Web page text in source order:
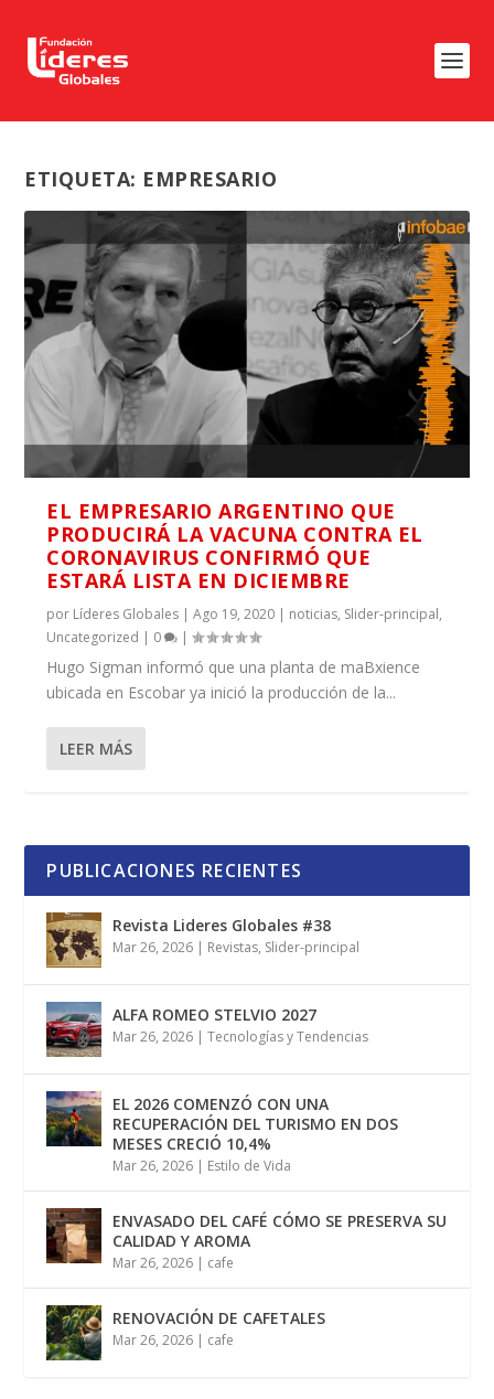
ETIQUETA: EMPRESARIO
EL EMPRESARIO ARGENTINO QUE
PRODUCIRÁ LA VACUNA CONTRA EL
CORONAVIRUS CONFIRMÓ QUE
ESTARÁ LISTA EN DICIEMBRE
por Líderes Globales |Ago 19, 2020 | noticias, Slider-principal,
Uncategorized | 0 |
Hugo Sigman informó que una planta de maBxience
ubicada en Escobar ya inició la producción de la...
LEER MÁS
PUBLICACIONES RECIENTES
Revista Lideres Globales #38
Mar 26, 2026 | Revistas, Slider-principal
ALFA ROMEO STELVIO 2027
Mar 26, 2026 |Tecnologías y Tendencias
EL 2026 COMENZÓ CON UNA
RECUPERACIÓN DEL TURISMO EN DOS
MESES CRECIÓ 10,4%
Mar 26, 2026 | Estilo de Vida
ENVASADO DEL CAFÉ CÓMO SE PRESERVA SU
CALIDAD Y AROMA
Mar 26, 2026 | cafe
RENOVACIÓN DE CAFETALES
Mar 26, 2026 | cafe